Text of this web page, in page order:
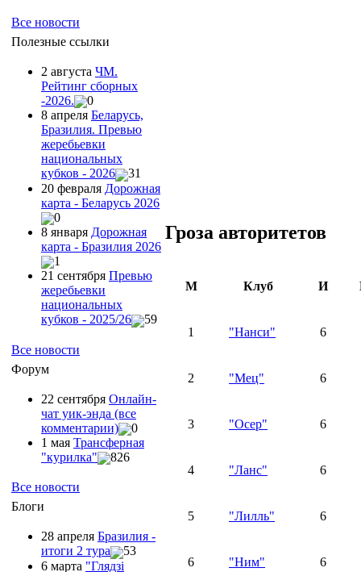
Все новости
Полезные ссылки
2 августа ЧМ.
Рейтинг сборных
-2026.
0
8 апреля Беларусь,
Бразилия. Превью
жеребьевки
национальных
кубков - 2026
31
20 февраля Дорожная
карта - Беларусь 2026
0
8 января Дорожная
карта - Бразилия 2026
1
21 сентября Превью
жеребьевки
национальных
кубков - 2025/26
59
Все новости
Форум
22 сентября Онлайн-
чат уик-энда (все
комментарии)
0
1 мая Трансферная
"курилка"
826
Все новости
Блоги
28 апреля Бразилия -
итоги 2 тура
53
6 марта "Глядзi
Гроза авторитетов
М Клуб И
1 "Нанси" 6
2 "Мец" 6
3 "Осер" 6
4 "Ланс" 6
5 "Лилль" 6
6 "Ним" 6